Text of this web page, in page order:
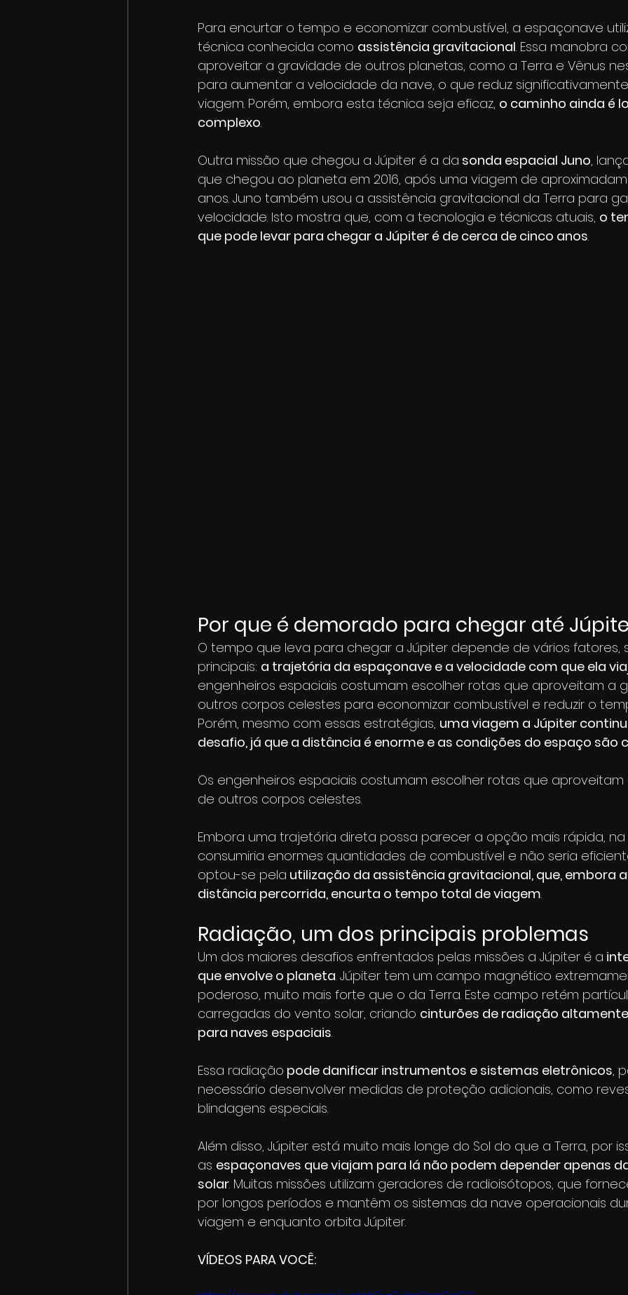
Para encurtar o tempo e economizar combustível, a espaçonave
técnica conhecida como assistência gravitacional. Essa manobra
aproveitar a gravidade de outros planetas, como a Terra e Vênus
para aumentar a velocidade da nave, o que reduz
viagem. Porém, embora esta técnica seja eficaz, o caminho ainda é
complexo.
Outra missão que chegou a Júpiter é a da sonda espacial Juno,
que chegou ao planeta em 2016, após uma viagem de
anos. Juno também usou a assistência gravitacional da Terra para
velocidade. Isto mostra que, com a tecnologia e técnicas atuais, o
que pode levar para chegar a Júpiter é de cerca de cinco anos.
Por que é demorado para chegar até
O tempo que leva para chegar a Júpiter depende de vários fatores,
principais: a trajetória da espaçonave e a velocidade com que ela
engenheiros espaciais costumam escolher rotas que aproveitam a
outros corpos celestes para economizar combustível e reduzir o
Porém, mesmo com essas estratégias, uma viagem a Júpiter
desafio, já que a distância é enorme e as condições do espaço são
Os engenheiros espaciais costumam escolher rotas que
de outros corpos celestes.
Embora uma trajetória direta possa parecer a opção mais rápida,
consumiria enormes quantidades de combustível e não seria
optou-se pela utilização da assistência gravitacional, que, embora
distância percorrida, encurta o tempo total de viagem.
Radiação, um dos principais problemas
Um dos maiores desafios enfrentados pelas missões a Júpiter é a
que envolve o planeta. Júpiter tem um campo magnético
poderoso, muito mais forte que o da Terra. Este campo retém
carregadas do vento solar, criando cinturões de radiação
para naves espaciais.
Essa radiação pode danificar instrumentos e sistemas eletrônicos,
necessário desenvolver medidas de proteção adicionais, como
blindagens especiais.
Além disso, Júpiter está muito mais longe do Sol do que a Terra, por
as espaçonaves que viajam para lá não podem depender apenas
solar. Muitas missões utilizam geradores de radioisótopos, que
por longos períodos e mantêm os sistemas da nave operacionais
viagem e enquanto orbita Júpiter.
VÍDEOS PARA VOCÊ: